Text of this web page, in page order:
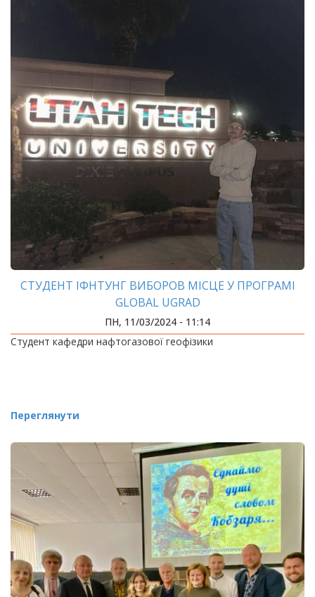
СТУДЕНТ ІФНТУНГ ВИБОРОВ МІСЦЕ У ПРОГРАМІ
GLOBAL UGRAD
ПН, 11/03/2024 - 11:14
Студент кафедри нафтогазової геофізики
Переглянути